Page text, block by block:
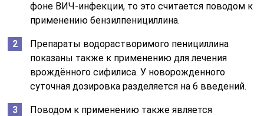
фоне ВИЧ-инфекции, то это считается поводом к
применению бензилпенициллина.
Препараты водорастворимого пенициллина
показаны также к применению для лечения
врождённого сифилиса. У новорожденного
суточная дозировка разделяется на 6 введений.
Поводом к применению также является